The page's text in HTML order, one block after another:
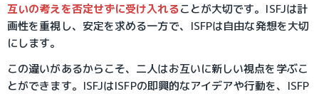
互いの考えを否定せずに受け入れることが大切です。ISFJは計
画性を重視し、安定を求める一方で、ISFPは自由な発想を大切
にします。
この違いがあるからこそ、二人はお互いに新しい視点を学ぶこ
とができます。ISFJはISFPの即興的なアイデアや行動を、ISFP